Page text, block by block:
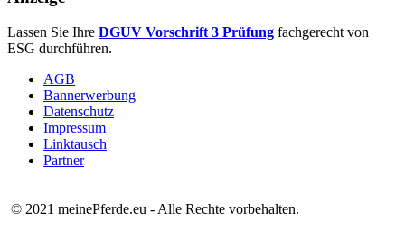
Lassen Sie Ihre DGUV Vorschrift 3 Prüfung fachgerecht von
ESG durchführen.
AGB
Bannerwerbung
Datenschutz
Impressum
Linktausch
Partner
© 2021 meinePferde.eu - Alle Rechte vorbehalten.